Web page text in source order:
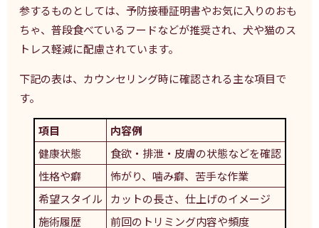
参するものとしては、予防接種証明書やお気に入りのおも
ちゃ、普段食べているフードなどが推奨され、犬や猫のス
トレス軽減に配慮されています。
下記の表は、カウンセリング時に確認される主な項目で
す。
項目
内容例
健康状態
食欲・排泄・皮膚の状態などを確認
性格や癖
怖がり、噛み癖、苦手な作業
希望スタイル
カットの長さ、仕上げのイメージ
施術履歴
前回のトリミング内容や頻度